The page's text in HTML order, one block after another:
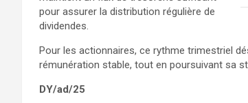
pour assurer la distribution régulière de
dividendes.
Pour les actionnaires, ce rythme trimestriel
rémunération stable, tout en poursuivant sa
DY/ad/25